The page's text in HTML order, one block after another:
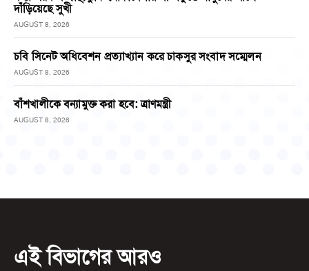
দাঁড়িয়েছে সুখী
AUGUST 8, 2026
চবি সিনেট অধিবেশন প্রত্যাখ্যান করে চাকসুর সংবাদ সম্মেলন
AUGUST 8, 2026
বাঁশখালীকে বন্যামুক্ত করা হবে: ত্রাণমন্ত্রী
AUGUST 8, 2026
এই বিভাগের আরও